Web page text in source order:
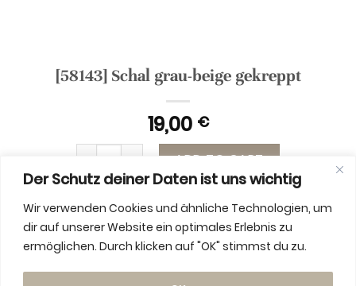
Der Schutz deiner Daten ist uns wichtig
Wir verwenden Cookies und ähnliche Technologien, um
dir auf unserer Website ein optimales Erlebnis zu
ermöglichen. Durch klicken auf "OK" stimmst du zu.
[58143] Schal grau-beige gekreppt
19,00 €
[58143] Schal grau-beige gekreppt quantity
ADD TO CART
ADDITIONAL INFORMATION